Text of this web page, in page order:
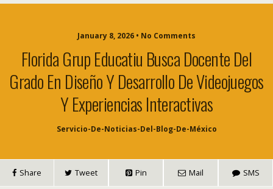
January 8, 2026 • No Comments
Florida Grup Educatiu Busca Docente Del
Grado En Diseño Y Desarrollo De Videojuegos
Y Experiencias Interactivas
Servicio-De-Noticias-Del-Blog-De-México
Share Tweet Pin Mail SMS